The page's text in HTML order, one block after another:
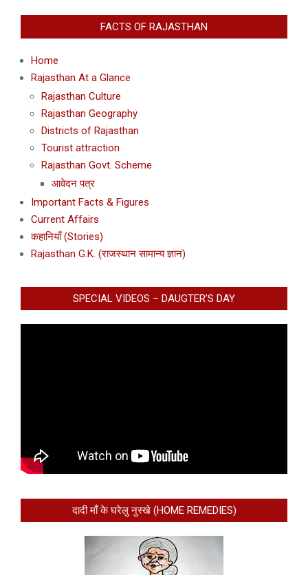
FACTS OF RAJASTHAN
Home
Rajasthan At a Glance
Rajasthan Culture
Rajasthan Geography
Districts of Rajasthan
Tourist attraction
Rajasthan Govt. Scheme
आवेदन पत्र
Important Facts & Figures
Current Affairs
कहानियाँ (Stories)
Rajasthan G.K. (राजस्थान सामान्य ज्ञान)
SPECIAL VIDEOS – DAUGTER’S DAY
दादी माँ के घरेलु नुस्खे (HOME REMEDIES)